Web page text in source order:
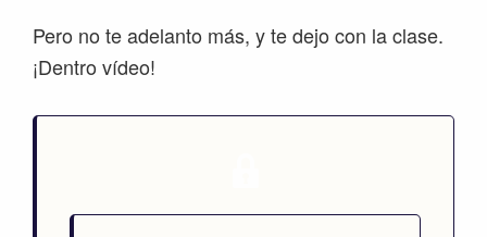
Pero no te adelanto más, y te dejo con la clase.
¡Dentro vídeo!